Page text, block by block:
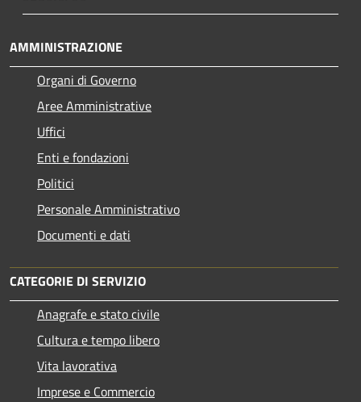
AMMINISTRAZIONE
Organi di Governo
Aree Amministrative
Uffici
Enti e fondazioni
Politici
Personale Amministrativo
Documenti e dati
CATEGORIE DI SERVIZIO
Anagrafe e stato civile
Cultura e tempo libero
Vita lavorativa
Imprese e Commercio